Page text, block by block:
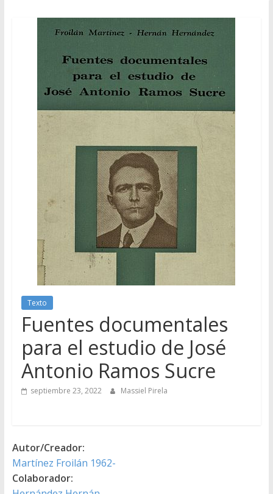
Texto
Fuentes documentales
para el estudio de José
Antonio Ramos Sucre
septiembre 23, 2022 Massiel Pirela
Autor/Creador:
Martínez Froilán 1962-
Colaborador: